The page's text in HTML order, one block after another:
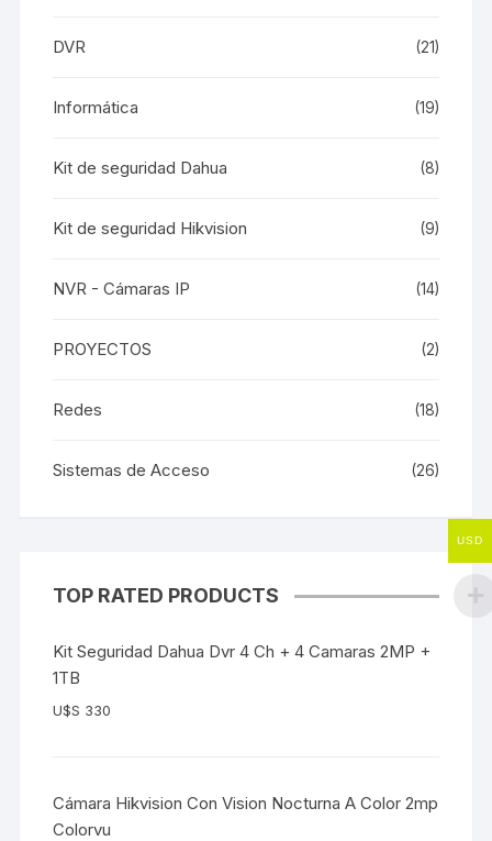
DVR (21)
Informática (19)
Kit de seguridad Dahua (8)
Kit de seguridad Hikvision (9)
NVR - Cámaras IP (14)
PROYECTOS (2)
Redes (18)
Sistemas de Acceso (26)
TOP RATED PRODUCTS
Kit Seguridad Dahua Dvr 4 Ch + 4 Camaras 2MP +
1TB
U$S 330
Cámara Hikvision Con Vision Nocturna A Color 2mp
Colorvu
USD